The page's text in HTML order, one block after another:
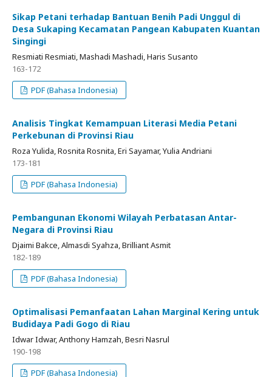
Sikap Petani terhadap Bantuan Benih Padi Unggul di
Desa Sukaping Kecamatan Pangean Kabupaten Kuantan
Singingi
Resmiati Resmiati, Mashadi Mashadi, Haris Susanto
163-172
PDF (Bahasa Indonesia)
Analisis Tingkat Kemampuan Literasi Media Petani
Perkebunan di Provinsi Riau
Roza Yulida, Rosnita Rosnita, Eri Sayamar, Yulia Andriani
173-181
PDF (Bahasa Indonesia)
Pembangunan Ekonomi Wilayah Perbatasan Antar-
Negara di Provinsi Riau
Djaimi Bakce, Almasdi Syahza, Brilliant Asmit
182-189
PDF (Bahasa Indonesia)
Optimalisasi Pemanfaatan Lahan Marginal Kering untuk
Budidaya Padi Gogo di Riau
Idwar Idwar, Anthony Hamzah, Besri Nasrul
190-198
PDF (Bahasa Indonesia)